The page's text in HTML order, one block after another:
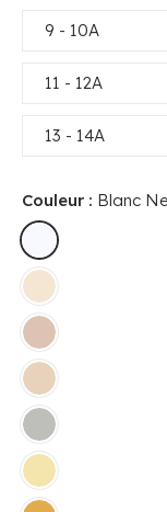
9 - 10A
11 - 12A
13 - 14A
Couleur : Blanc